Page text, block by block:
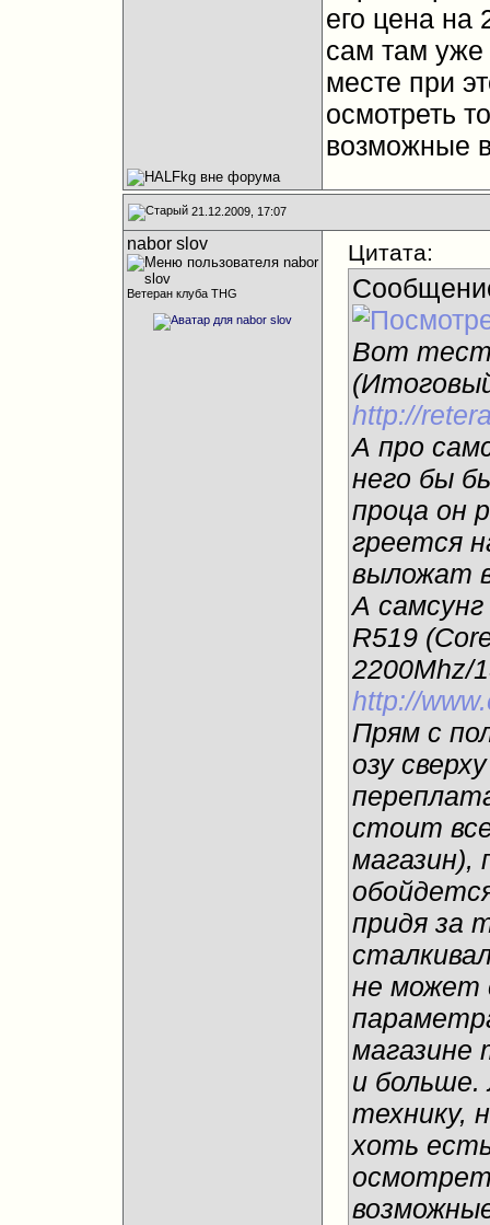
его цена на
сам там уже
месте при
осмотреть
возможные
21.12.2009, 17:07
nabor slov
Ветеран клуба THG
Цитата:
Вот тест
http://
А про
него бы
проца он
греется
выложат
А
R519
2200Mhz/
http://
Прям с
озу
стоит
придя за
не может
магазине
и больше.
технику,
хоть